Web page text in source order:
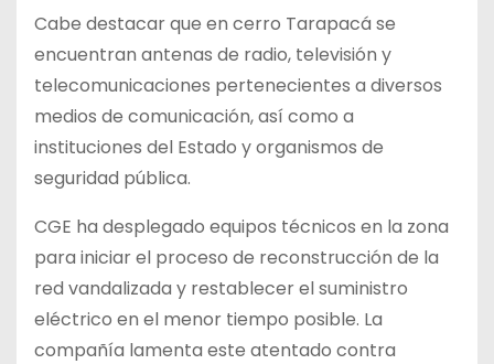
Cabe destacar que en cerro Tarapacá se
encuentran antenas de radio, televisión y
telecomunicaciones pertenecientes a diversos
medios de comunicación, así como a
instituciones del Estado y organismos de
seguridad pública.
CGE ha desplegado equipos técnicos en la zona
para iniciar el proceso de reconstrucción de la
red vandalizada y restablecer el suministro
eléctrico en el menor tiempo posible. La
compañía lamenta este atentado contra